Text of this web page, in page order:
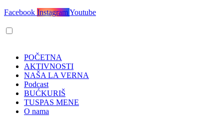
Facebook InstagramYoutube
POČETNA
AKTIVNOSTI
NAŠA LA VERNA
Podcast
BUĆKURIŠ
TUSPAS MENE
O nama